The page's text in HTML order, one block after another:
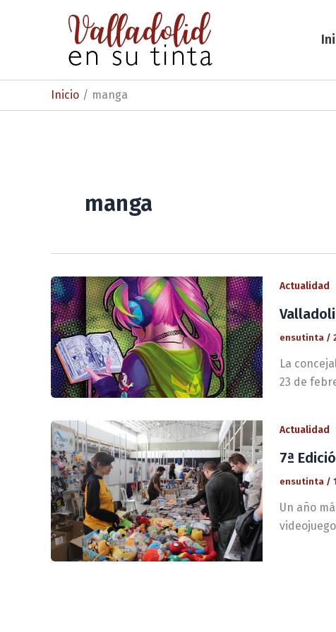
Inicio manga
manga
Actualidad
ensutinta /
La
23 de
Actualidad
7ª
ensutinta /
Un año